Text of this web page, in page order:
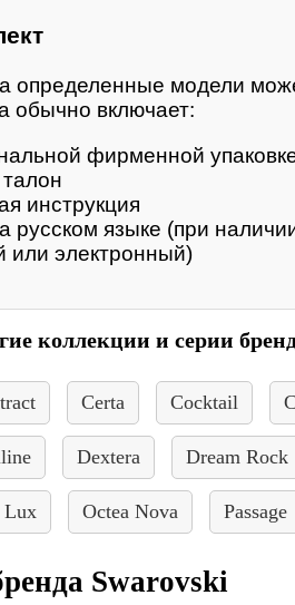
определенные модели
обычно включает:
фирменной
инструкция
русском языке (при
или электронный)
коллекции и серии
Certa Cocktail
Dextera Dream Rock
Lux Octea Nova Passage
Swarovski